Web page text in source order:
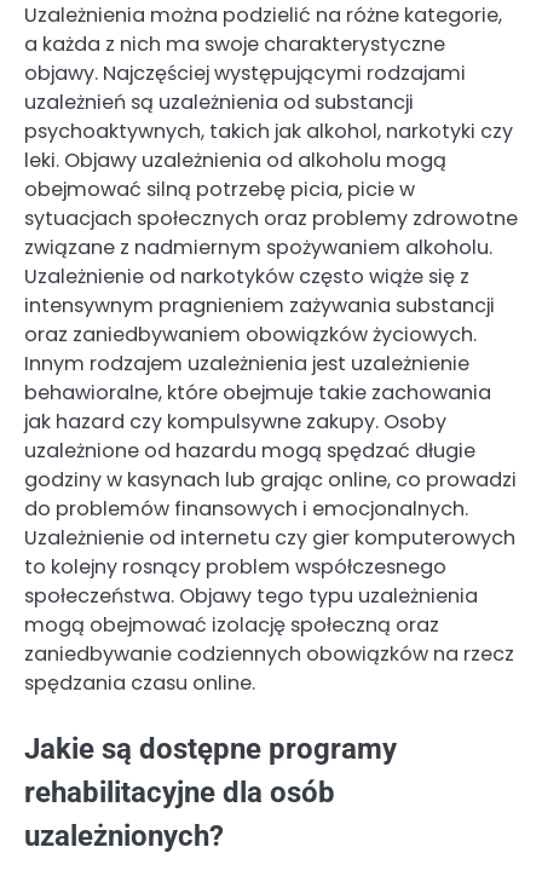
Uzależnienia można podzielić na różne kategorie,
a każda z nich ma swoje charakterystyczne
objawy. Najczęściej występującymi rodzajami
uzależnień są uzależnienia od substancji
psychoaktywnych, takich jak alkohol, narkotyki czy
leki. Objawy uzależnienia od alkoholu mogą
obejmować silną potrzebę picia, picie w
sytuacjach społecznych oraz problemy zdrowotne
związane z nadmiernym spożywaniem alkoholu.
Uzależnienie od narkotyków często wiąże się z
intensywnym pragnieniem zażywania substancji
oraz zaniedbywaniem obowiązków życiowych.
Innym rodzajem uzależnienia jest uzależnienie
behawioralne, które obejmuje takie zachowania
jak hazard czy kompulsywne zakupy. Osoby
uzależnione od hazardu mogą spędzać długie
godziny w kasynach lub grając online, co prowadzi
do problemów finansowych i emocjonalnych.
Uzależnienie od internetu czy gier komputerowych
to kolejny rosnący problem współczesnego
społeczeństwa. Objawy tego typu uzależnienia
mogą obejmować izolację społeczną oraz
zaniedbywanie codziennych obowiązków na rzecz
spędzania czasu online.
Jakie są dostępne programy
rehabilitacyjne dla osób
uzależnionych?